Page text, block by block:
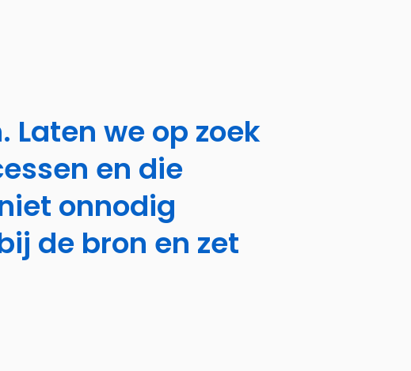
Laten we op zoek
en die
onnodig
de bron en zet